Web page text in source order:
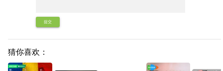
提交
猜你喜欢：